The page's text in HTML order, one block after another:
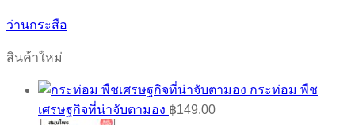
ว่านกระสือ
สินค้าใหม่
กระท่อม พืช
เศรษฐกิจที่น่าจับตามอง ฿149.00